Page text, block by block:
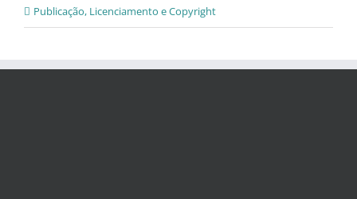
Publicação, Licenciamento e Copyright